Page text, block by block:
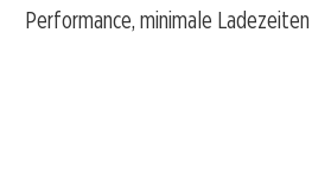
Performance, minimale